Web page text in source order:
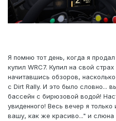
Я помню тот день, когда я
купил WRC7. Купил на свой
начитавшись обзоров,
с Dirt Rally. И это было словно...
бассейн с бирюзовой водой!
увиденного! Весь вечер я
вашу, как же красиво..." и слюна